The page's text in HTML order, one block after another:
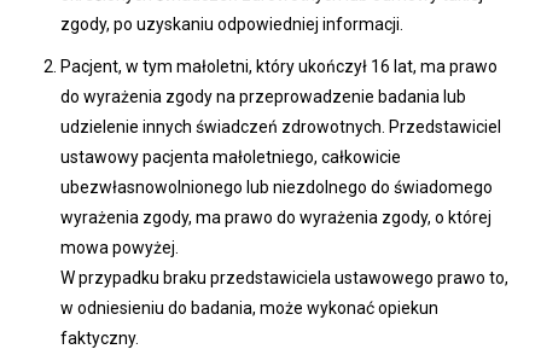
zgody, po uzyskaniu odpowiedniej informacji.
Pacjent, w tym małoletni, który ukończył 16 lat, ma prawo
do wyrażenia zgody na przeprowadzenie badania lub
udzielenie innych świadczeń zdrowotnych. Przedstawiciel
ustawowy pacjenta małoletniego, całkowicie
ubezwłasnowolnionego lub niezdolnego do świadomego
wyrażenia zgody, ma prawo do wyrażenia zgody, o której
mowa powyżej.
W przypadku braku przedstawiciela ustawowego prawo to,
w odniesieniu do badania, może wykonać opiekun
faktyczny.